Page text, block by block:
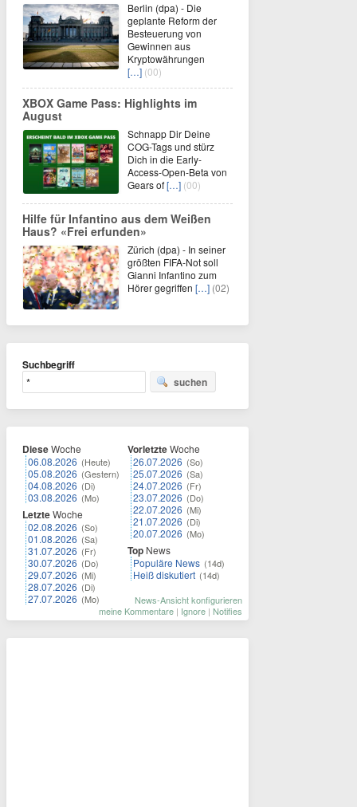
Berlin (dpa) - Die
geplante Reform der
Besteuerung von
Gewinnen aus
Kryptowährungen
[…] (00)
XBOX Game Pass: Highlights im
August
Schnapp Dir Deine
COG-Tags und stürz
Dich in die Early-
Access-Open-Beta von
Gears of[…] (00)
Hilfe für Infantino aus dem Weißen
Haus? «Frei erfunden»
Zürich (dpa) - In seiner
größten FIFA-Not soll
Gianni Infantino zum
Hörer gegriffen […] (02)
Suchbegriff
suchen
DieseWoche
06.08.2026 (Heute)
05.08.2026 (Gestern)
04.08.2026 (Di)
03.08.2026 (Mo)
LetzteWoche
02.08.2026 (So)
01.08.2026 (Sa)
31.07.2026 (Fr)
30.07.2026 (Do)
29.07.2026 (Mi)
28.07.2026 (Di)
27.07.2026 (Mo)
VorletzteWoche
26.07.2026 (So)
25.07.2026 (Sa)
24.07.2026 (Fr)
23.07.2026 (Do)
22.07.2026 (Mi)
21.07.2026 (Di)
20.07.2026 (Mo)
Top News
Populäre News (14d)
Heiß diskutiert (14d)
News-Ansicht konfigurieren
meine Kommentare | Ignore | Notifies